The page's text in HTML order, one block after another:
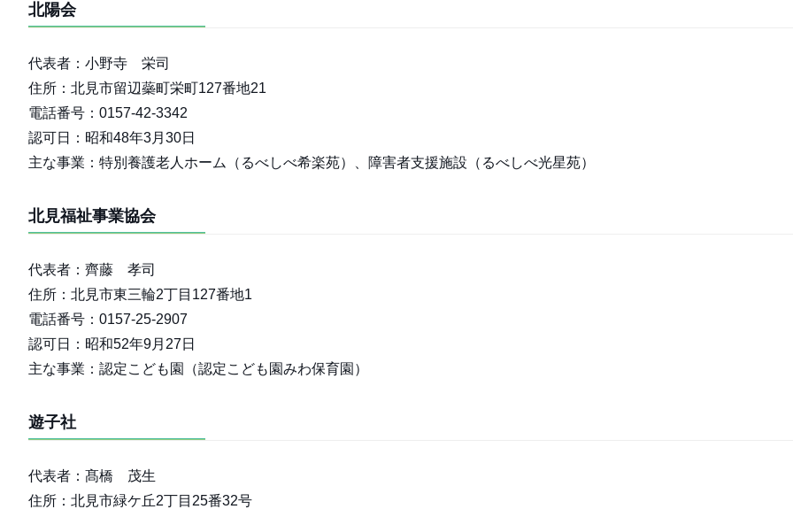
北陽会
代表者：小野寺 栄司
住所：北見市留辺蘂町栄町127番地21
電話番号：0157-42-3342
認可日：昭和48年3月30日
主な事業：特別養護老人ホーム（るべしべ希楽苑）、障害者支援施設（るべしべ光星苑）
北見福祉事業協会
代表者：齊藤 孝司
住所：北見市東三輪2丁目127番地1
電話番号：0157-25-2907
認可日：昭和52年9月27日
主な事業：認定こども園（認定こども園みわ保育園）
遊子社
代表者：髙橋 茂生
住所：北見市緑ケ丘2丁目25番32号